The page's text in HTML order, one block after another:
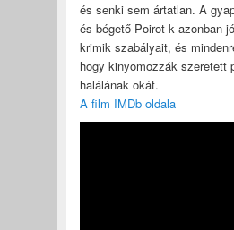
és senki sem ártatlan. A
és bégető Poirot-k azonban
krimik szabályait, és
hogy kinyomozzák szeretett
halálának okát.
A film IMDb oldala